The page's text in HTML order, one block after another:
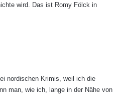
wird. Das ist Romy Fölck in
nordischen Krimis, weil ich die
man, wie ich, lange in der Nähe von